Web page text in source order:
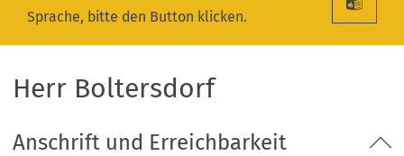
Sprache, bitte den Button klicken.
Herr Boltersdorf
Anschrift und Erreichbarkeit